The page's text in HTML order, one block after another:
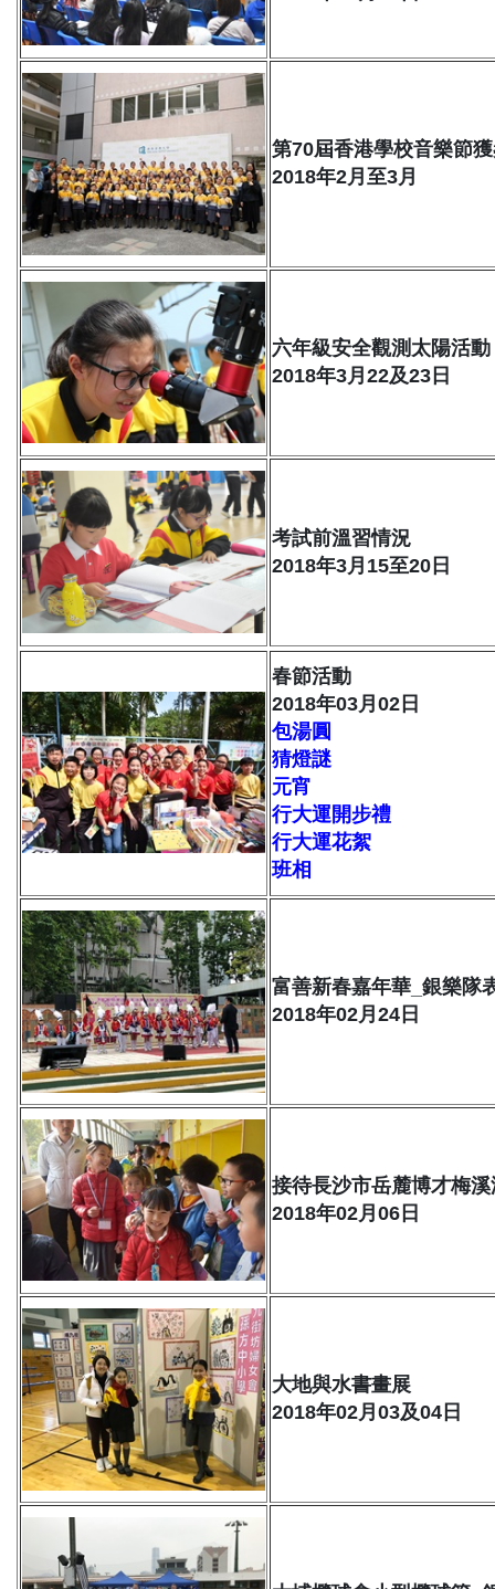
第70屆香港學校音樂節
2018年2月至3月
六年級安全觀測太陽活動
2018年3月22及23日
考試前溫習情況
2018年3月15至20日
春節活動
2018年03月02日
包湯圓
猜燈謎
元宵
行大運開步禮
行大運花絮
班相
富善新春嘉年華_銀樂隊
2018年02月24日
接待長沙市岳麓博才梅
2018年02月06日
大地與水書畫展
2018年02月03及04日